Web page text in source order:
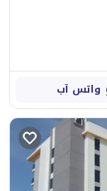
واتس آب